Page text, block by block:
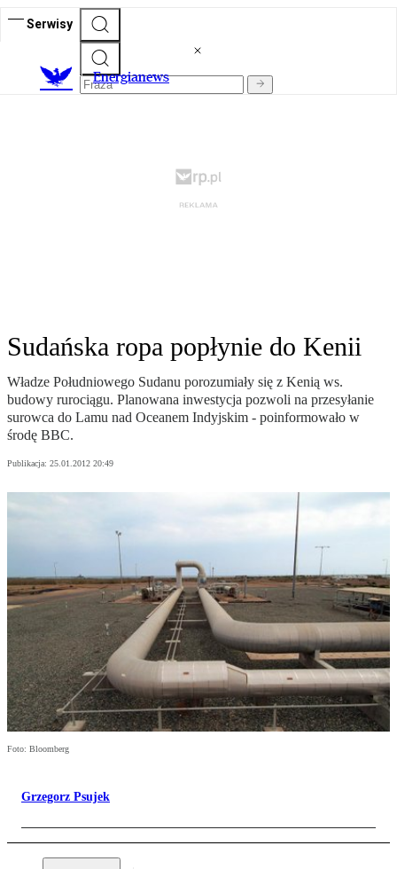
Serwisy
Energianews
Sudańska ropa popłynie do Kenii
Władze Południowego Sudanu porozumiały się z Kenią ws.
budowy rurociągu. Planowana inwestycja pozwoli na przesyłanie
surowca do Lamu nad Oceanem Indyjskim - poinformowało w
środę BBC.
Publikacja: 25.01.2012 20:49
Foto: Bloomberg
Grzegorz Psujek